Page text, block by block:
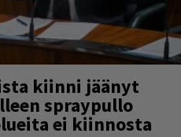
kiinni jäänyt
spraypullo
ei kiinnosta